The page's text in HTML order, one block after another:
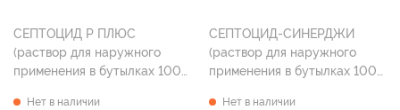
СЕПТОЦИД Р ПЛЮС
(раствор для наружного
применения в бутылках 100
Нет в наличии
СЕПТОЦИД-СИНЕРДЖИ
(раствор для наружного
применения в бутылках 100
Нет в наличии